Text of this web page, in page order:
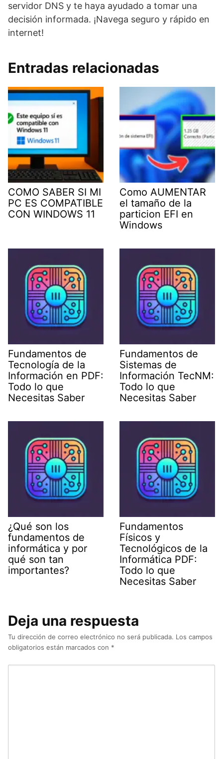
servidor DNS y te haya ayudado a tomar una
decisión informada. ¡Navega seguro y rápido en
internet!
Entradas relacionadas
COMO SABER SI MI
PC ES COMPATIBLE
CON WINDOWS 11
Como AUMENTAR
el tamaño de la
particion EFI en
Windows
Fundamentos de
Tecnología de la
Información en PDF:
Todo lo que
Necesitas Saber
Fundamentos de
Sistemas de
Información TecNM:
Todo lo que
Necesitas Saber
¿Qué son los
fundamentos de
informática y por
qué son tan
importantes?
Fundamentos
Físicos y
Tecnológicos de la
Informática PDF:
Todo lo que
Necesitas Saber
Deja una respuesta
Tu dirección de correo electrónico no será publicada. Los campos
obligatorios están marcados con *